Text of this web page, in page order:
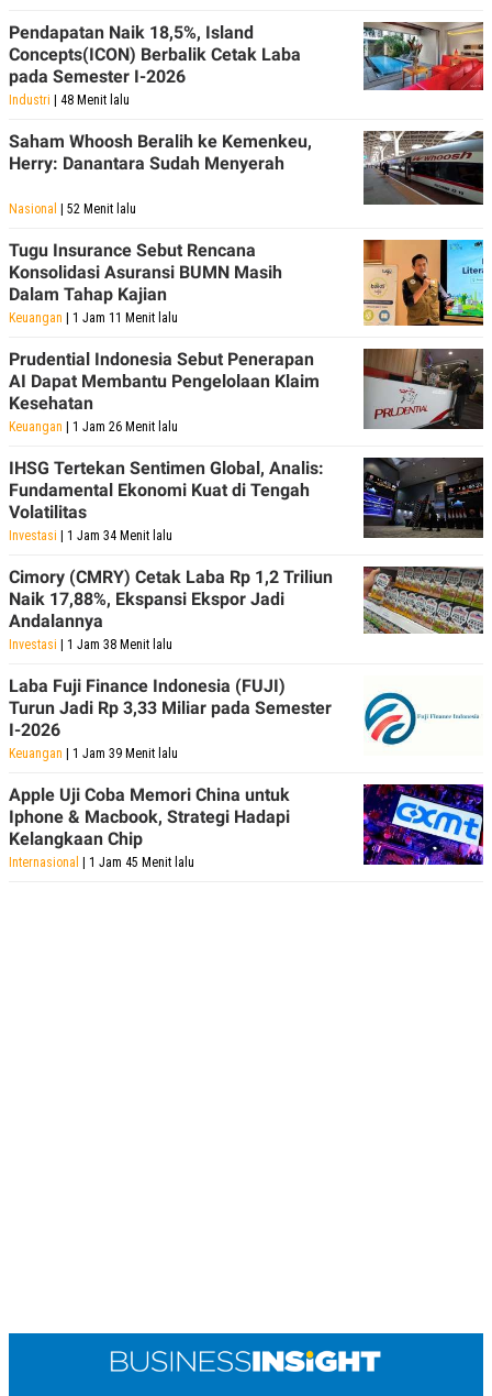
Pendapatan Naik 18,5%, Island
Concepts(ICON) Berbalik Cetak Laba
pada Semester I-2026
Industri | 48 Menit lalu
Saham Whoosh Beralih ke Kemenkeu,
Herry: Danantara Sudah Menyerah
Nasional | 52 Menit lalu
Tugu Insurance Sebut Rencana
Konsolidasi Asuransi BUMN Masih
Dalam Tahap Kajian
Keuangan | 1 Jam 11 Menit lalu
Prudential Indonesia Sebut Penerapan
AI Dapat Membantu Pengelolaan Klaim
Kesehatan
Keuangan | 1 Jam 26 Menit lalu
IHSG Tertekan Sentimen Global, Analis:
Fundamental Ekonomi Kuat di Tengah
Volatilitas
Investasi | 1 Jam 34 Menit lalu
Cimory (CMRY) Cetak Laba Rp 1,2 Triliun
Naik 17,88%, Ekspansi Ekspor Jadi
Andalannya
Investasi | 1 Jam 38 Menit lalu
Laba Fuji Finance Indonesia (FUJI)
Turun Jadi Rp 3,33 Miliar pada Semester
I-2026
Keuangan | 1 Jam 39 Menit lalu
Apple Uji Coba Memori China untuk
Iphone & Macbook, Strategi Hadapi
Kelangkaan Chip
Internasional | 1 Jam 45 Menit lalu